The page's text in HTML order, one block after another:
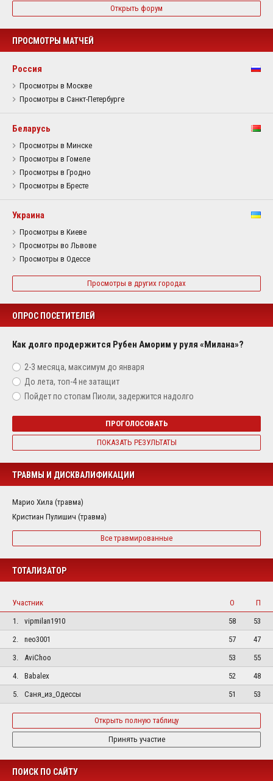
Открыть форум
ПРОСМОТРЫ МАТЧЕЙ
Россия
Просмотры в Москве
Просмотры в Санкт-Петербурге
Беларусь
Просмотры в Минске
Просмотры в Гомеле
Просмотры в Гродно
Просмотры в Бресте
Украина
Просмотры в Киеве
Просмотры во Львове
Просмотры в Одессе
Просмотры в других городах
ОПРОС ПОСЕТИТЕЛЕЙ
Как долго продержится Рубен Аморим у руля «Милана»?
2-3 месяца, максимум до января
До лета, топ-4 не затащит
Пойдет по стопам Пиоли, задержится надолго
ПРОГОЛОСОВАТЬ
ПОКАЗАТЬ РЕЗУЛЬТАТЫ
ТРАВМЫ И ДИСКВАЛИФИКАЦИИ
Марио Хила (травма)
Кристиан Пулишич (травма)
Все травмированные
ТОТАЛИЗАТОР
Участник О
П
1.
vipmilan1910 58
53
2.
neo3001 57
47
3.
AviChoo 53
55
4.
Babalex 52
48
5.
Саня_из_Одессы 51 53
Открыть полную таблицу
Принять участие
ПОИСК ПО САЙТУ